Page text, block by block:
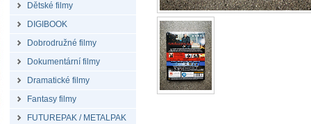
Dětské filmy
DIGIBOOK
Dobrodružné filmy
Dokumentární filmy
Dramatické filmy
Fantasy filmy
FUTUREPAK / METALPAK